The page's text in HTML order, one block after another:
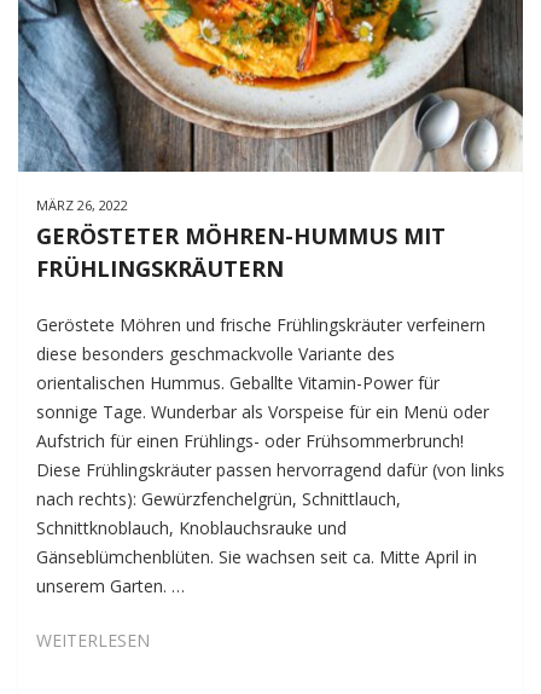
MÄRZ 26, 2022
GERÖSTETER MÖHREN-HUMMUS MIT
FRÜHLINGSKRÄUTERN
Geröstete Möhren und frische Frühlingskräuter verfeinern
diese besonders geschmackvolle Variante des
orientalischen Hummus. Geballte Vitamin-Power für
sonnige Tage. Wunderbar als Vorspeise für ein Menü oder
Aufstrich für einen Frühlings- oder Frühsommerbrunch!
Diese Frühlingskräuter passen hervorragend dafür (von links
nach rechts): Gewürzfenchelgrün, Schnittlauch,
Schnittknoblauch, Knoblauchsrauke und
Gänseblümchenblüten. Sie wachsen seit ca. Mitte April in
unserem Garten. …
WEITERLESEN